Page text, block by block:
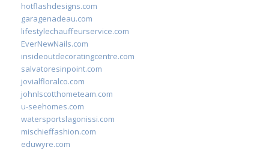
hotflashdesigns.com
garagenadeau.com
lifestylechauffeurservice.com
EverNewNails.com
insideoutdecoratingcentre.com
salvatoresinpoint.com
jovialfloralco.com
johnlscotthometeam.com
u-seehomes.com
watersportslagonissi.com
mischieffashion.com
eduwyre.com